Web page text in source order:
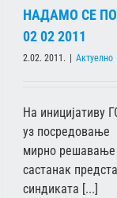
НАДАМО СЕ
02 02 2011
2.02. 2011. Актуелно
На иницијативу
уз посредовање
мирно решавање
састанак
синдиката [...]